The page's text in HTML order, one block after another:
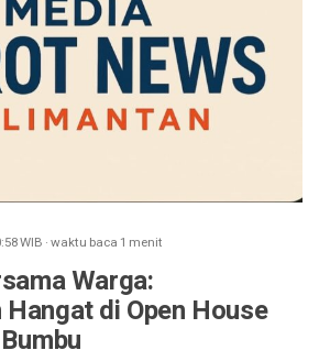
WIB ·waktu baca 1 menit
Warga:
di Open House